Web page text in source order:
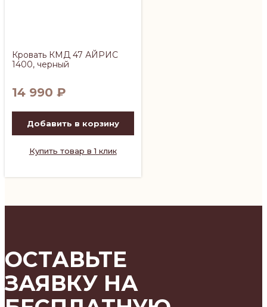
Кровать КМД 47 АЙРИС
1400, черный
14 990 ₽
Добавить в корзину
Купить товар в 1 клик
ОСТАВЬТЕ
ЗАЯВКУ НА